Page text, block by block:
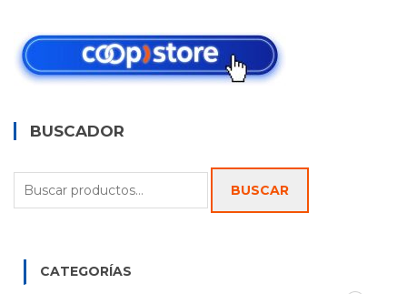
BUSCADOR
Buscar
por:
BUSCAR
CATEGORÍAS